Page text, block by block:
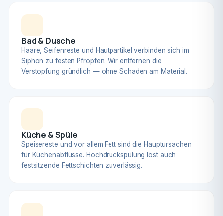
Bad & Dusche
Haare, Seifenreste und Hautpartikel verbinden sich im
Siphon zu festen Pfropfen. Wir entfernen die
Verstopfung gründlich — ohne Schaden am Material.
Küche & Spüle
Speisereste und vor allem Fett sind die Hauptursachen
für Küchenabflüsse. Hochdruckspülung löst auch
festsitzende Fettschichten zuverlässig.